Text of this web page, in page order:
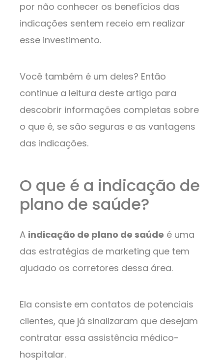
por não conhecer os benefícios das
indicações sentem receio em realizar
esse investimento.
Você também é um deles? Então
continue a leitura deste artigo para
descobrir informações completas sobre
o que é, se são seguras e as vantagens
das indicações.
O que é a indicação de
plano de saúde?
A indicação de plano de saúde é uma
das estratégias de marketing que tem
ajudado os corretores dessa área.
Ela consiste em contatos de potenciais
clientes, que já sinalizaram que desejam
contratar essa assistência médico-
hospitalar.